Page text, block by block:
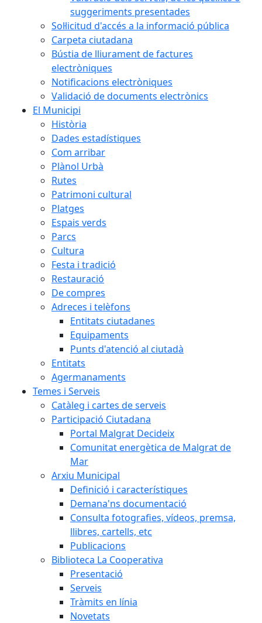
suggeriments presentades
Sol·licitud d'accés a la informació pública
Carpeta ciutadana
Bústia de lliurament de factures
electròniques
Notificacions electròniques
Validació de documents electrònics
El Municipi
Història
Dades estadístiques
Com arribar
Plànol Urbà
Rutes
Patrimoni cultural
Platges
Espais verds
Parcs
Cultura
Festa i tradició
Restauració
De compres
Adreces i telèfons
Entitats ciutadanes
Equipaments
Punts d'atenció al ciutadà
Entitats
Agermanaments
Temes i Serveis
Catàleg i cartes de serveis
Participació Ciutadana
Portal Malgrat Decideix
Comunitat energètica de Malgrat de
Mar
Arxiu Municipal
Definició i característiques
Demana'ns documentació
Consulta fotografies, vídeos, premsa,
llibres, cartells, etc
Publicacions
Biblioteca La Cooperativa
Presentació
Serveis
Tràmits en línia
Novetats